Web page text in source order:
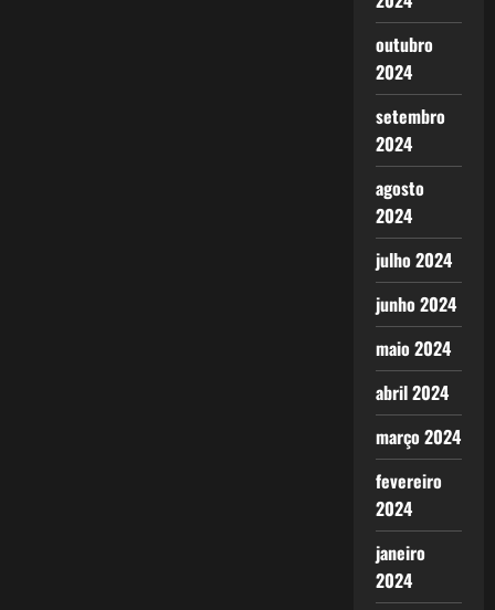
outubro
2024
setembro
2024
agosto
2024
julho 2024
junho 2024
maio 2024
abril 2024
março 2024
fevereiro
2024
janeiro
2024